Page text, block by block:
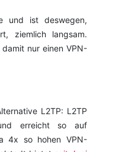
und ist deswegen,
ziemlich langsam.
nur einen VPN-
L2TP: L2TP
erreicht so auf
4x so hohen VPN-